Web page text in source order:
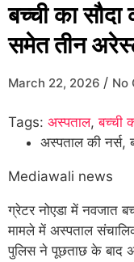
बच्ची का
समेत तीन
March 22, 2026 / No
Tags: अस्पताल,बच्ची
अस्पताल की नर्स,
Mediawali news
ग्रेटर नोएडा में नवजात
मामले में अस्पताल
पुलिस ने पूछताछ के बाद